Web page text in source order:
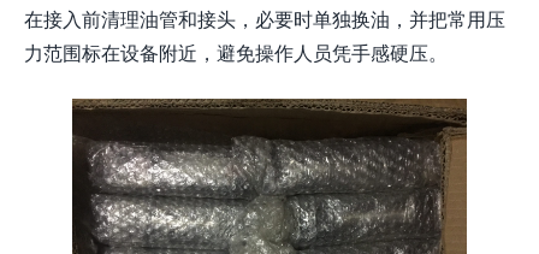
在接入前清理油管和接头，必要时单独换油，并把常用压
力范围标在设备附近，避免操作人员凭手感硬压。